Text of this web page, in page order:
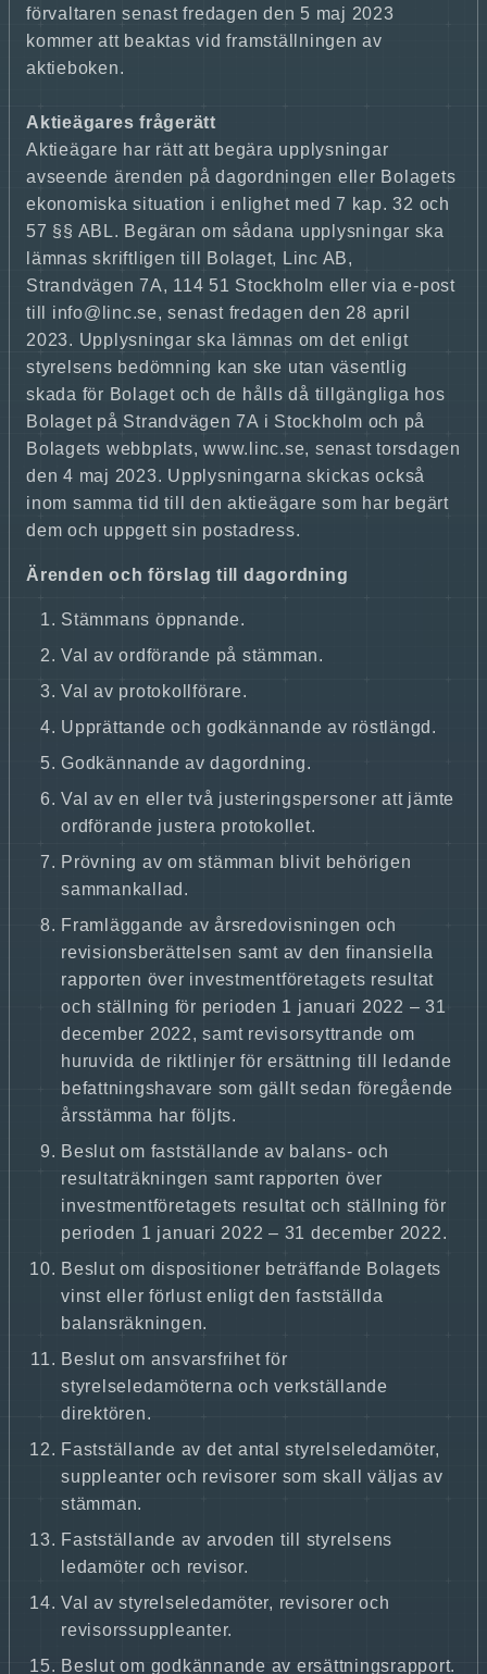
förvaltaren senast fredagen den 5 maj 2023
kommer att beaktas vid framställningen av
aktieboken.
Aktieägares frågerätt
Aktieägare har rätt att begära upplysningar
avseende ärenden på dagordningen eller Bolagets
ekonomiska situation i enlighet med 7 kap. 32 och
57 §§ ABL. Begäran om sådana upplysningar ska
lämnas skriftligen till Bolaget, Linc AB,
Strandvägen 7A, 114 51 Stockholm eller via e-post
till info@linc.se, senast fredagen den 28 april
2023. Upplysningar ska lämnas om det enligt
styrelsens bedömning kan ske utan väsentlig
skada för Bolaget och de hålls då tillgängliga hos
Bolaget på Strandvägen 7A i Stockholm och på
Bolagets webbplats, www.linc.se, senast torsdagen
den 4 maj 2023. Upplysningarna skickas också
inom samma tid till den aktieägare som har begärt
dem och uppgett sin postadress.
Ärenden och förslag till dagordning
Stämmans öppnande.
Val av ordförande på stämman.
Val av protokollförare.
Upprättande och godkännande av röstlängd.
Godkännande av dagordning.
Val av en eller två justeringspersoner att jämte
ordförande justera protokollet.
Prövning av om stämman blivit behörigen
sammankallad.
Framläggande av årsredovisningen och
revisionsberättelsen samt av den finansiella
rapporten över investmentföretagets resultat
och ställning för perioden 1 januari 2022 – 31
december 2022, samt revisorsyttrande om
huruvida de riktlinjer för ersättning till ledande
befattningshavare som gällt sedan föregående
årsstämma har följts.
Beslut om fastställande av balans- och
resultaträkningen samt rapporten över
investmentföretagets resultat och ställning för
perioden 1 januari 2022 – 31 december 2022.
Beslut om dispositioner beträffande Bolagets
vinst eller förlust enligt den fastställda
balansräkningen.
Beslut om ansvarsfrihet för
styrelseledamöterna och verkställande
direktören.
Fastställande av det antal styrelseledamöter,
suppleanter och revisorer som skall väljas av
stämman.
Fastställande av arvoden till styrelsens
ledamöter och revisor.
Val av styrelseledamöter, revisorer och
revisorssuppleanter.
Beslut om godkännande av ersättningsrapport.